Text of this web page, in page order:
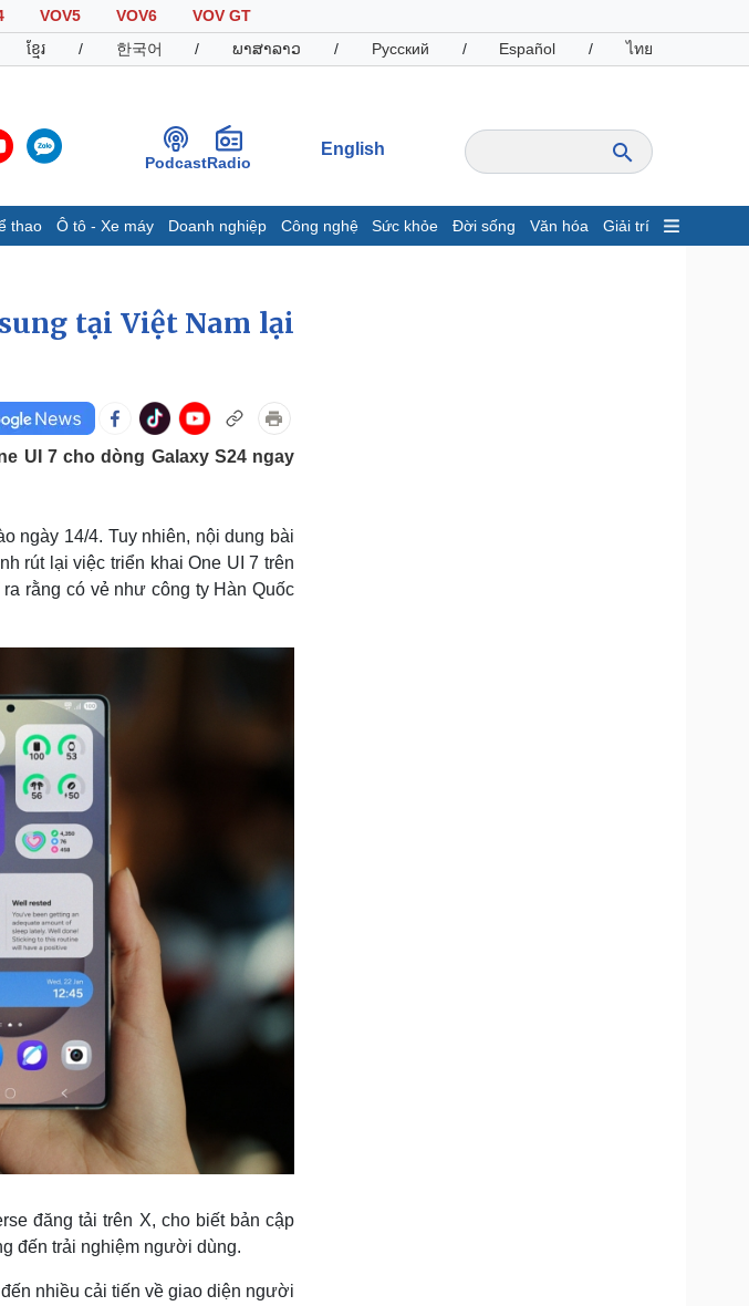
VOV5 VOV6
VOV GT
ខ្មែរ / 한국어 / ພາສາລາວ / Русский / Español / ไทย
PodcastRadio
English
thao Ô tô - Xe máy Doanh nghiệp Công nghệ Sức khỏe Đời sống Văn hóa Giải trí
Ảnh
Khởi nghiệp
Ô tô - Xe máy
Tư vấn
Doanh nghiệp
Doanh nhân
Vì cộng đồng
Nghệ sĩ
Sao Việt
Tư vấn
tại Việt Nam lại
UI 7 cho dòng Galaxy S24 ngay
ngày 14/4. Tuy nhiên, nội dung bài
rút lại việc triển khai One UI 7 trên
rằng có vẻ như công ty Hàn Quốc
đăng tải trên X, cho biết bản cập
đến trải nghiệm người dùng.
nhiều cải tiến về giao diện người